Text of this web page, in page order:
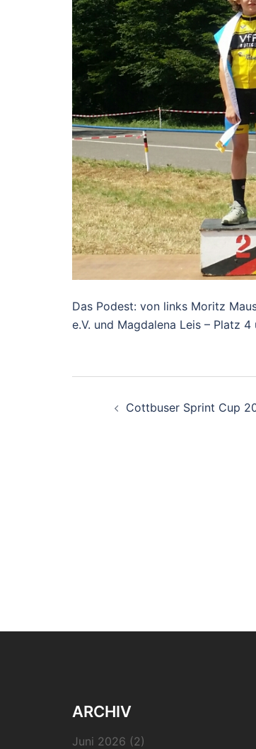
Das Podest: von links Moritz
e.V. und Magdalena Leis – Platz
Cottbuser Sprint Cup
ARCHIV
Juni 2026 (2)